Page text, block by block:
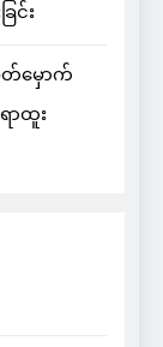
င်း
တ်မှောက်
ာထူး